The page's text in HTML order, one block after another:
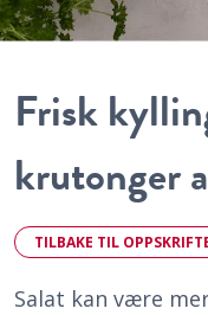
Frisk
krutonger
TILBAKE TIL
Salat kan være